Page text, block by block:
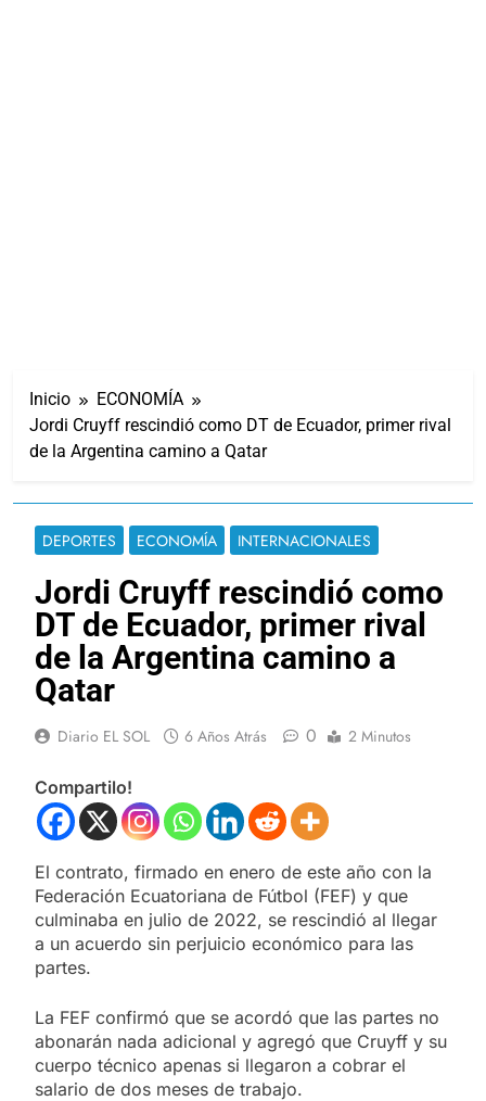
Inicio
ECONOMÍA
Jordi Cruyff rescindió como DT de Ecuador, primer rival
de la Argentina camino a Qatar
DEPORTES ECONOMÍA INTERNACIONALES
Jordi Cruyff rescindió como
DT de Ecuador, primer rival
de la Argentina camino a
Qatar
Diario EL SOL 6 Años Atrás 0 2 Minutos
Compartilo!
El contrato, firmado en enero de este año con la
Federación Ecuatoriana de Fútbol (FEF) y que
culminaba en julio de 2022, se rescindió al llegar
a un acuerdo sin perjuicio económico para las
partes.
La FEF confirmó que se acordó que las partes no
abonarán nada adicional y agregó que Cruyff y su
cuerpo técnico apenas si llegaron a cobrar el
salario de dos meses de trabajo.